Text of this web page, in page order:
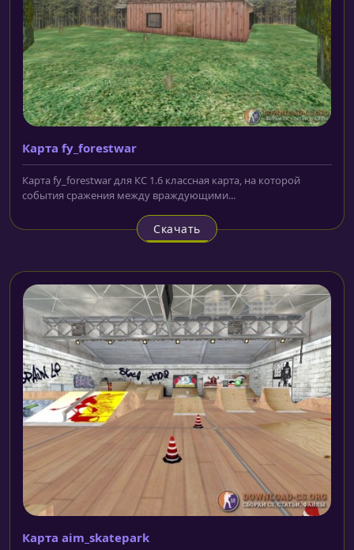
Карта fy_forestwar
Карта fy_forestwar для КС 1.6 классная карта, на которой
события сражения между враждующими...
Скачать
Карта aim_skatepark